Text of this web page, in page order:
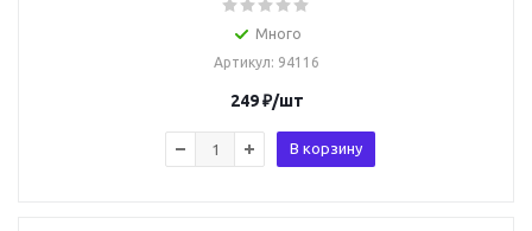
Много
Артикул: 94116
249₽/шт
В корзину